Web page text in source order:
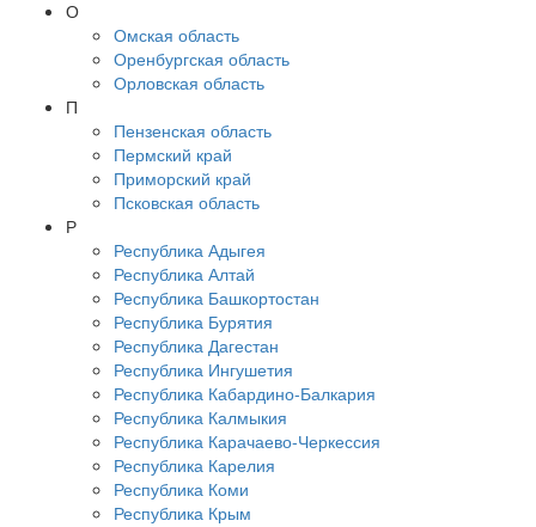
О
Омская область
Оренбургская область
Орловская область
П
Пензенская область
Пермский край
Приморский край
Псковская область
Р
Республика Адыгея
Республика Алтай
Республика Башкортостан
Республика Бурятия
Республика Дагестан
Республика Ингушетия
Республика Кабардино-Балкария
Республика Калмыкия
Республика Карачаево-Черкессия
Республика Карелия
Республика Коми
Республика Крым